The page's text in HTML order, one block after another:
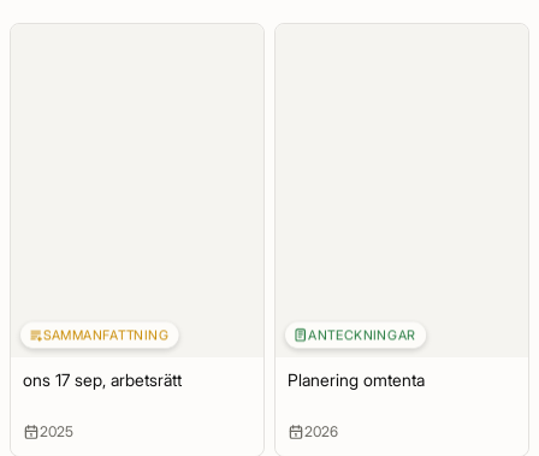
SAMMANFATTNING
ons 17 sep, arbetsrätt
2025
ANTECKNINGAR
Planering omtenta
2026